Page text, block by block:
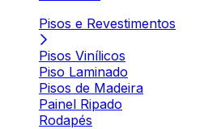
Pisos e Revestimentos
Pisos Vinílicos
Piso Laminado
Pisos de Madeira
Painel Ripado
Rodapés